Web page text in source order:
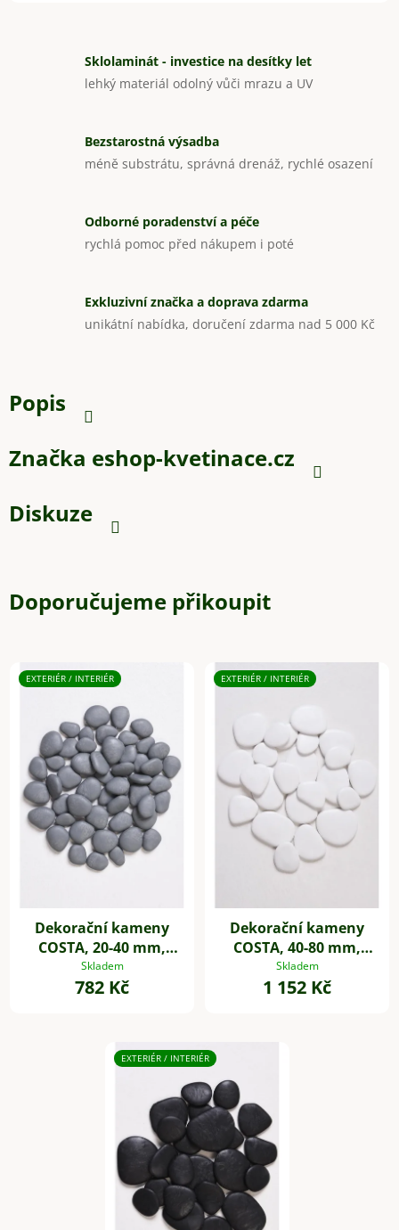
Sklolaminát - investice na desítky let
lehký materiál odolný vůči mrazu a UV
Bezstarostná výsadba
méně substrátu, správná drenáž, rychlé osazení
Odborné poradenství a péče
rychlá pomoc před nákupem i poté
Exkluzivní značka a doprava zdarma
unikátní nabídka, doručení zdarma nad 5 000 Kč
Popis
Značka eshop-kvetinace.cz
Diskuze
Doporučujeme přikoupit
EXTERIÉR / INTERIÉR
Dekorační kameny
COSTA, 20-40 mm,
plast, šedá
Skladem
782 Kč
EXTERIÉR / INTERIÉR
Dekorační kameny
COSTA, 40-80 mm,
plast, bílá
Skladem
1 152 Kč
EXTERIÉR / INTERIÉR